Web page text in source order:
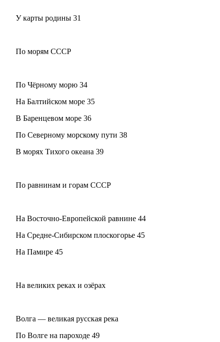
У карты родины 31
По морям СССР
По Чёрному морю 34
На Балтийском море 35
В Баренцевом море 36
По Северному морскому пути 38
В морях Тихого океана 39
По равнинам и горам СССР
На Восточно-Европейской равнине 44
На Средне-Сибирском плоскогорье 45
На Памире 45
На великих реках и озёрах
Волга — великая русская река
По Волге на пароходе 49